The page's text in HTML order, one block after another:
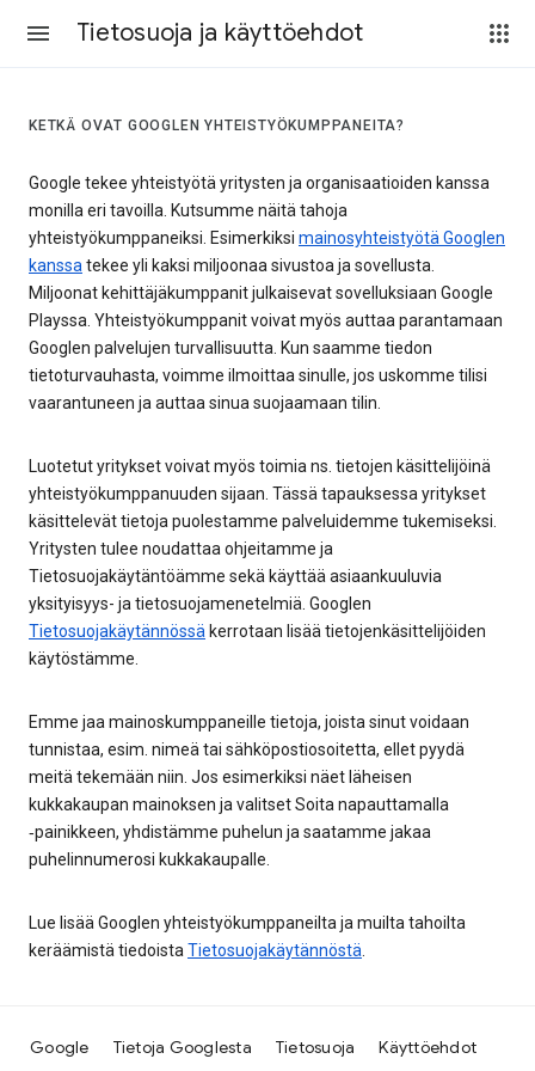
Tietosuoja ja käyttöehdot
KETKÄ OVAT GOOGLEN YHTEISTYÖKUMPPANEITA?
Google tekee yhteistyötä yritysten ja organisaatioiden kanssa
monilla eri tavoilla. Kutsumme näitä tahoja
yhteistyökumppaneiksi. Esimerkiksi mainosyhteistyötä Googlen
kanssatekee yli kaksi miljoonaa sivustoa ja sovellusta.
Miljoonat kehittäjäkumppanit julkaisevat sovelluksiaan Google
Playssa. Yhteistyökumppanit voivat myös auttaa parantamaan
Googlen palvelujen turvallisuutta. Kun saamme tiedon
tietoturvauhasta, voimme ilmoittaa sinulle, jos uskomme tilisi
vaarantuneen ja auttaa sinua suojaamaan tilin.
Luotetut yritykset voivat myös toimia ns. tietojen käsittelijöinä
yhteistyökumppanuuden sijaan. Tässä tapauksessa yritykset
käsittelevät tietoja puolestamme palveluidemme tukemiseksi.
Yritysten tulee noudattaa ohjeitamme ja
Tietosuojakäytäntöämme sekä käyttää asiaankuuluvia
yksityisyys- ja tietosuojamenetelmiä. Googlen
Tietosuojakäytännössä kerrotaan lisää tietojenkäsittelijöiden
käytöstämme.
Emme jaa mainoskumppaneille tietoja, joista sinut voidaan
tunnistaa, esim. nimeä tai sähköpostiosoitetta, ellet pyydä
meitä tekemään niin. Jos esimerkiksi näet läheisen
kukkakaupan mainoksen ja valitset Soita napauttamalla
‑painikkeen, yhdistämme puhelun ja saatamme jakaa
puhelinnumerosi kukkakaupalle.
Lue lisää Googlen yhteistyökumppaneilta ja muilta tahoilta
keräämistä tiedoistaTietosuojakäytännöstä.
Google Tietoja Googlesta Tietosuoja Käyttöehdot